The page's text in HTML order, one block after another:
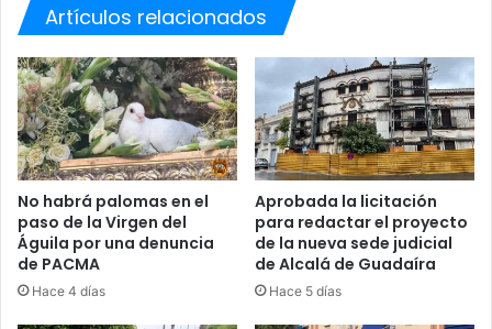
D
E
U
N
C
O
L
E
G
I
O
E
C
O
M
O
L
A
C
A
R
A
G
A
Artículos relacionados
No habrá palomas en el
paso de la Virgen del
Águila por una denuncia
de PACMA
Hace 4 días
Aprobada la licitación
para redactar el proyecto
de la nueva sede judicial
de Alcalá de Guadaíra
Hace 5 días